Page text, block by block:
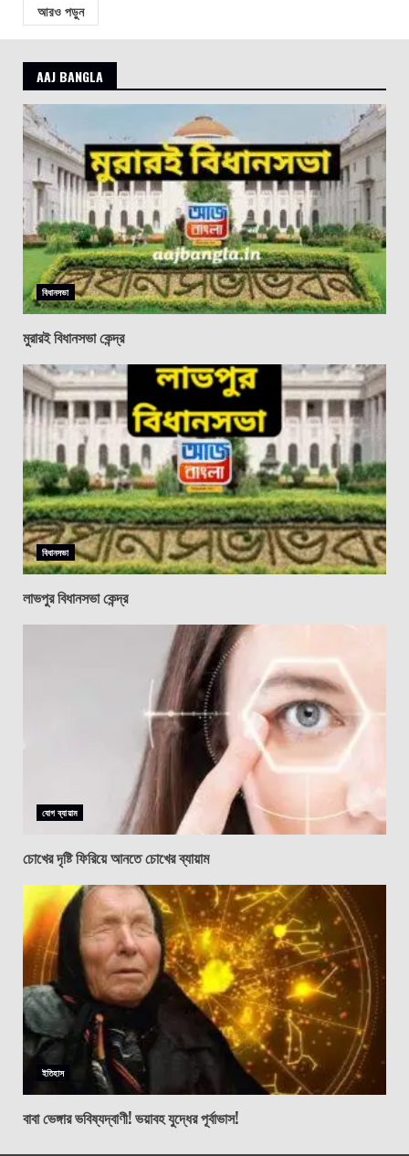
আরও পড়ুন
AAJ BANGLA
বিধানসভা
মুরারই বিধানসভা কেন্দ্র
বিধানসভা
লাভপুর বিধানসভা কেন্দ্র
যোগ ব্যায়াম
চোখের দৃষ্টি ফিরিয়ে আনতে চোখের ব্যায়াম
ইতিহাস
বাবা ভেঙ্গার ভবিষ্যদ্বাণী! ভয়াবহ যুদ্ধের পূর্বাভাস!